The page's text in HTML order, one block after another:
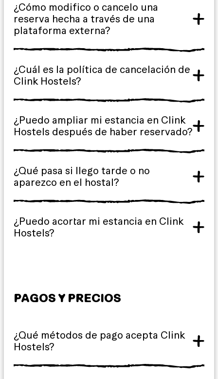
¿Cómo modifico o cancelo una
reserva hecha a través de una
plataforma externa?
¿Cuál es la política de cancelación de
Clink Hostels?
¿Puedo ampliar mi estancia en Clink
Hostels después de haber reservado?
¿Qué pasa si llego tarde o no
aparezco en el hostal?
¿Puedo acortar mi estancia en Clink
Hostels?
PAGOS Y PRECIOS
¿Qué métodos de pago acepta Clink
Hostels?